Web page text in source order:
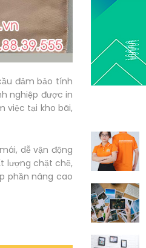
đảm bảo tính
nghiệp được in
việc tại kho bãi,
dễ vận động
lượng chặt chẽ,
phần nâng cao